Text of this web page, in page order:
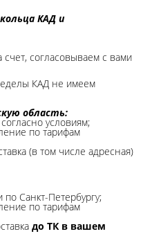
КАД и
согласовываем с вами
КАД не имеем
область:
условиям;
по тарифам
(в том числе адресная)
Санкт-Петербургу;
по тарифам
до ТК в вашем